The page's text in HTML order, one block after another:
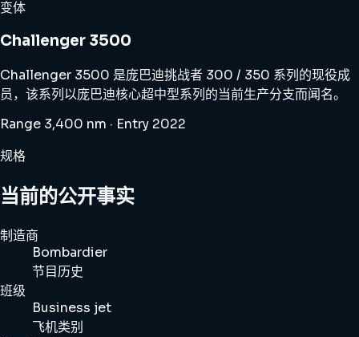
变体
Challenger 3500
Challenger 3500 是庞巴迪挑战者 300 / 350 系列的现役成
员，该系列以庞巴迪核心超中型系列的当前生产分支而闻名。
Range 3,400 nm · Entry 2022
规格
当前的公开事实
制造商
Bombardier
节目历史
班级
Business jet
飞机类别